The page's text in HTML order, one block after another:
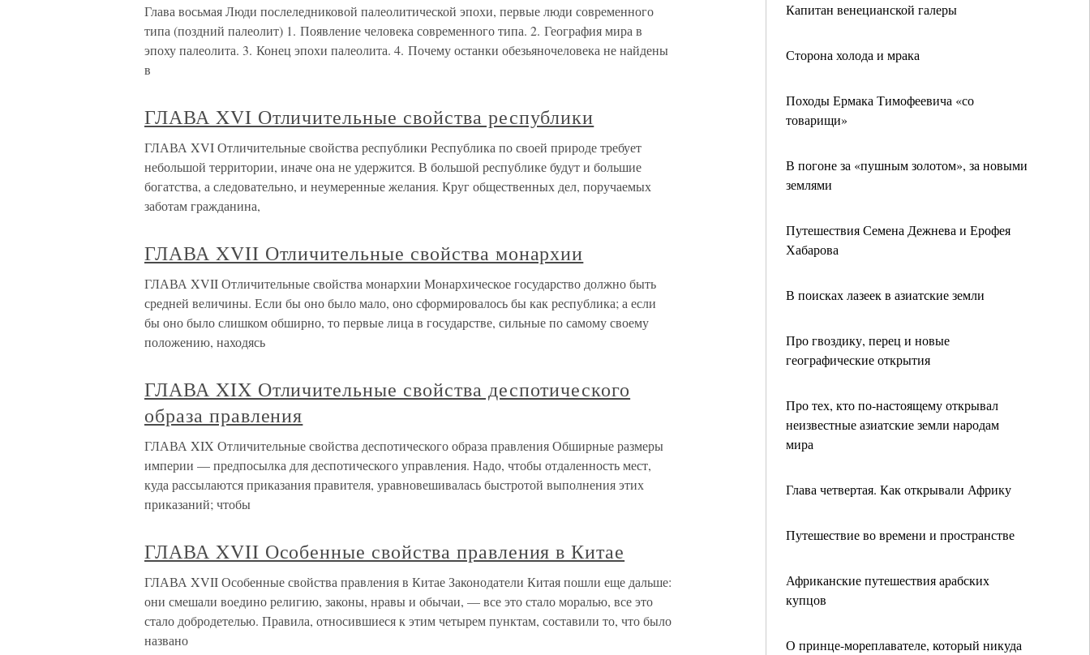
Капитан венецианской галеры
Сторона холода и мрака
Походы Ермака Тимофеевича «со
товарищи»
В погоне за «пушным золотом», за новыми
землями
Путешествия Семена Дежнева и Ерофея
Хабарова
В поисках лазеек в азиатские земли
Про гвоздику, перец и новые
географические открытия
Про тех, кто по-настоящему открывал
неизвестные азиатские земли народам
мира
Глава четвертая. Как открывали Африку
Путешествие во времени и пространстве
Африканские путешествия арабских
купцов
О принце-мореплавателе, который никуда
Глава восьмая Люди послеледниковой палеолитической эпохи, первые люди современного
типа (поздний палеолит) 1. Появление человека современного типа. 2. География мира в
эпоху палеолита. 3. Конец эпохи палеолита. 4. Почему останки обезьяночеловека не найдены
в
ГЛАВА XVI Отличительные свойства республики
ГЛАВА XVI Отличительные свойства республики Республика по своей природе требует
небольшой территории, иначе она не удержится. В большой республике будут и большие
богатства, а следовательно, и неумеренные желания. Круг общественных дел, поручаемых
заботам гражданина,
ГЛАВА XVII Отличительные свойства монархии
ГЛАВА XVII Отличительные свойства монархии Монархическое государство должно быть
средней величины. Если бы оно было мало, оно сформировалось бы как республика; а если
бы оно было слишком обширно, то первые лица в государстве, сильные по самому своему
положению, находясь
ГЛАВА XIX Отличительные свойства деспотического
образа правления
ГЛАВА XIX Отличительные свойства деспотического образа правления Обширные размеры
империи — предпосылка для деспотического управления. Надо, чтобы отдаленность мест,
куда рассылаются приказания правителя, уравновешивалась быстротой выполнения этих
приказаний; чтобы
ГЛАВА XVII Особенные свойства правления в Китае
ГЛАВА XVII Особенные свойства правления в Китае Законодатели Китая пошли еще дальше:
они смешали воедино религию, законы, нравы и обычаи, — все это стало моралью, все это
стало добродетелью. Правила, относившиеся к этим четырем пунктам, составили то, что было
названо